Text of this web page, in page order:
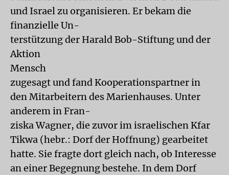
und Israel zu organisieren. Er bekam die
finanzielle Un-
terstützung der Harald Bob-Stiftung und der
Aktion
Mensch
zugesagt und fand Kooperationspartner in
den Mitarbeitern des Marienhauses. Unter
anderem in Fran-
ziska Wagner, die zuvor im israelischen Kfar
Tikwa (hebr.: Dorf der Hoffnung) gearbeitet
hatte. Sie fragte dort gleich nach, ob Interesse
an einer Begegnung bestehe. In dem Dorf